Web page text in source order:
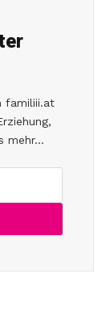
familiii.at
mehr...